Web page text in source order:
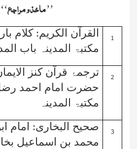
’’ماخذ و مراجع‘‘
1 القرآن الکریم:کلام
مکتبۃ المدینہ باب
2 ترجمۂ قرآن کنز
حضرت امام احمد
مکتبۃ المدینہ
3 صحیح البخاری: امام
محمد بن اسماعیل